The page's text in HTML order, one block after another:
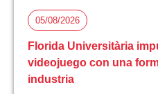
05/08/2026
Florida Universitària
videojuego con una
industria